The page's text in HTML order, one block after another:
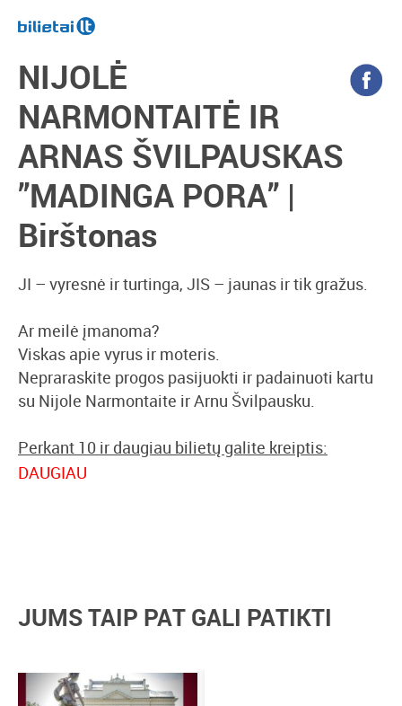
NIJOLĖ
NARMONTAITĖ IR
ARNAS ŠVILPAUSKAS
”MADINGA PORA” |
Birštonas
JI – vyresnė ir turtinga, JIS – jaunas ir tik gražus.
Ar meilė įmanoma?
Viskas apie vyrus ir moteris.
Nepraraskite progos pasijuokti ir padainuoti kartu
su Nijole Narmontaite ir Arnu Švilpausku.
Perkant 10 ir daugiau bilietų galite kreiptis:
vipklientai@bilietai.lt
Amžiaus cenzas: nėra
DAUGIAU
JUMS TAIP PAT GALI PATIKTI